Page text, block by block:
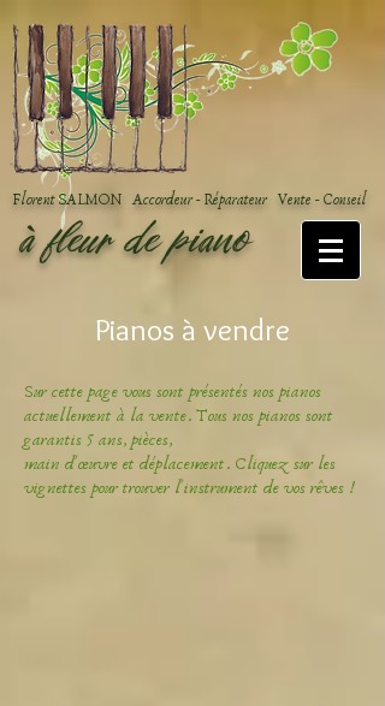
à fleur de piano
Florent SALMON Accordeur - Réparateur Vente - Conseil
Pianos à vendre
Sur cette page vous sont présentés nos pianos
actuellement à la vente. Tous nos pianos sont
garantis 5 ans, pièces,
main d'œuvre et déplacement. Cliquez sur les
vignettes pour trouver l'instrument de vos rêves !